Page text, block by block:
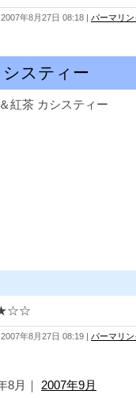
年8月27日 08:18 | パーマリン
スティー
紅茶 カシスティー
年8月27日 08:19 | パーマリン
8月｜ 2007年9月